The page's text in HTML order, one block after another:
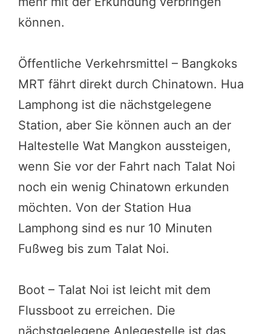
können.
Öffentliche Verkehrsmittel – Bangkoks
MRT fährt direkt durch Chinatown. Hua
Lamphong ist die nächstgelegene
Station, aber Sie können auch an der
Haltestelle Wat Mangkon aussteigen,
wenn Sie vor der Fahrt nach Talat Noi
noch ein wenig Chinatown erkunden
möchten. Von der Station Hua
Lamphong sind es nur 10 Minuten
Fußweg bis zum Talat Noi.
Boot – Talat Noi ist leicht mit dem
Flussboot zu erreichen. Die
nächstgelegene Anlegestelle ist das